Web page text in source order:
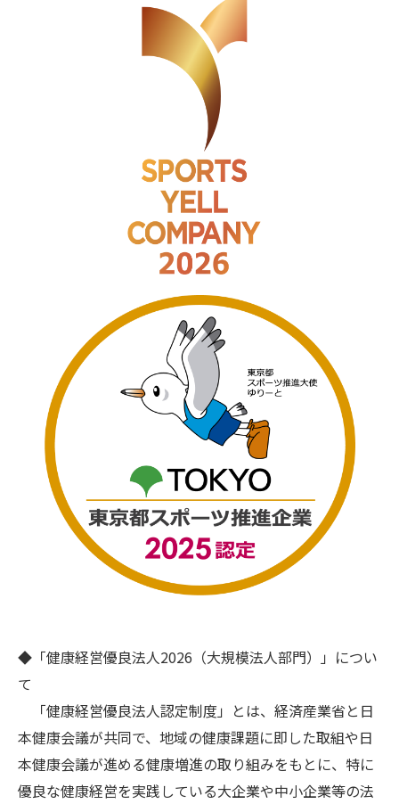
◆「健康経営優良法人2026（大規模法人部門）」につい
て
「健康経営優良法人認定制度」とは、経済産業省と日
本健康会議が共同で、地域の健康課題に即した取組や日
本健康会議が進める健康増進の取り組みをもとに、特に
優良な健康経営を実践している大企業や中小企業等の法